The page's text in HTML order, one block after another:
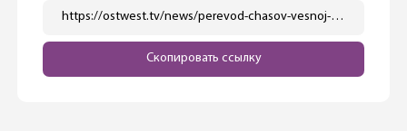
https://ostwest.tv/news/perevod-chasov-vesnoj-i-osenju-v-es-poka-nichego-ne-otmenyaetsya/
Скопировать ссылку